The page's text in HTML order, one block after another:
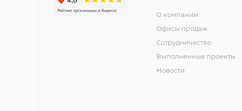
О компании
Офисы продаж
Сотрудничество
Выполненные проекты
Новости